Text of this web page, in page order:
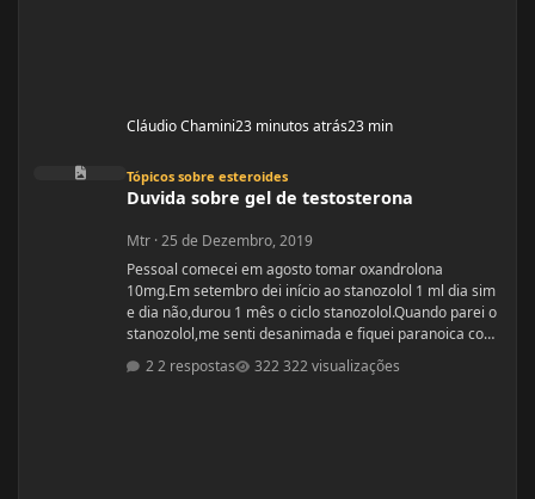
Cláudio Chamini23 minutos atrás23 min
Duvida sobre gel de testosterona
Tópicos sobre esteroides
Duvida sobre gel de testosterona
Mtr ·25 de Dezembro, 2019
Pessoal comecei em agosto tomar oxandrolona
10mg.Em setembro dei início ao stanozolol 1 ml dia sim
e dia não,durou 1 mês o ciclo stanozolol.Quando parei o
stanozolol,me senti desanimada e fiquei paranoica com
os colaterais.Fiz exames minha testosterona está muito
alta,está igual de homem.Fui na medica e me indicou
2 respostas 322 visualizações